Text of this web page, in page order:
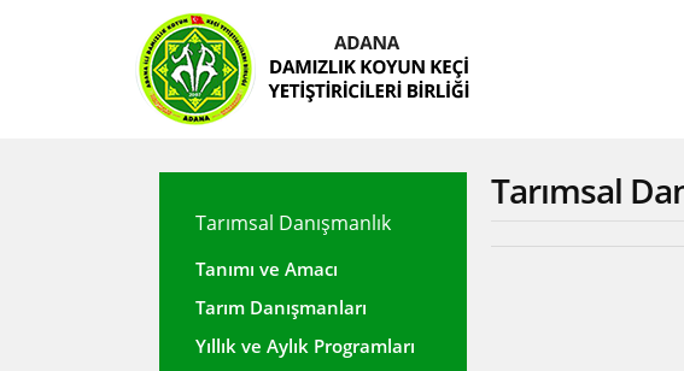
Tarımsal Danışmanlık
Tanımı ve Amacı
Tarım Danışmanları
Yıllık ve Aylık Programları
Tarımsal